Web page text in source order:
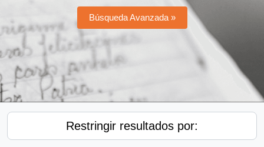
Búsqueda Avanzada »
Restringir resultados por: